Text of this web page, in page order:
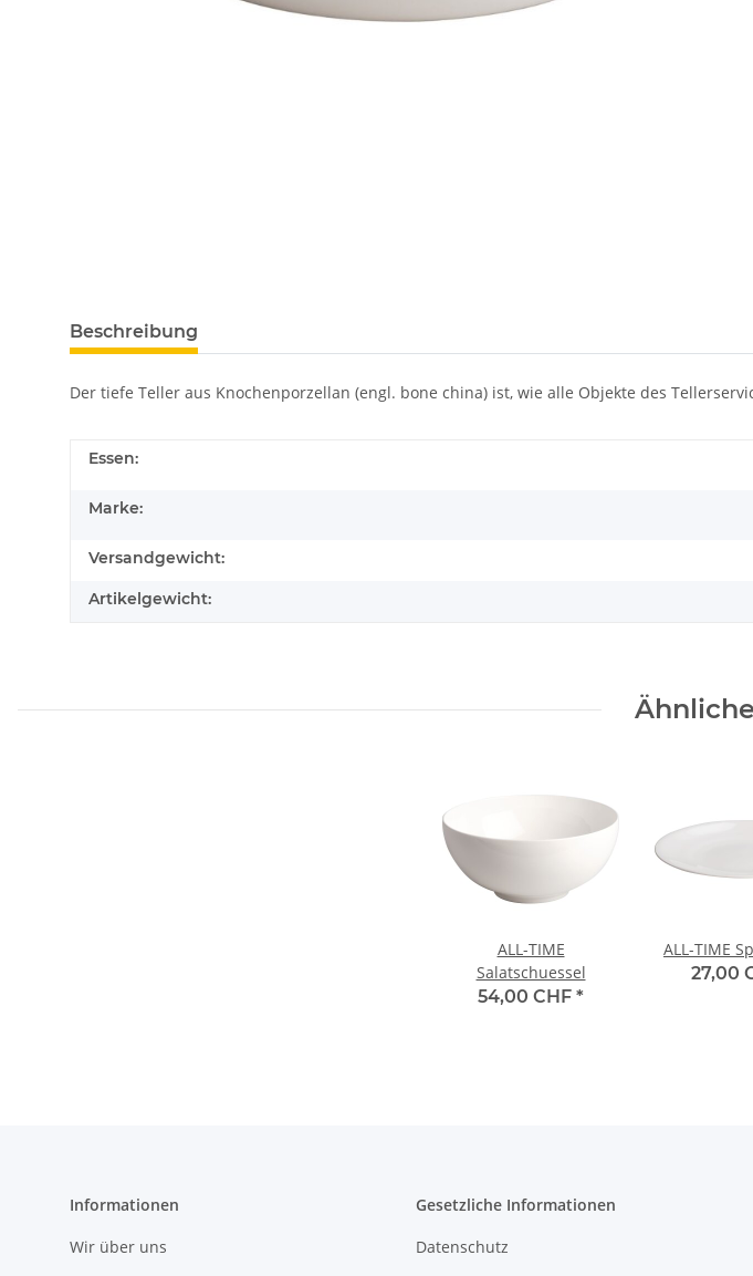
Beschreibung
Der tiefe Teller aus Knochenporzellan (engl. bone china) ist, wie alle Objekte des
Essen:
Marke:
Versandgewicht:
Artikelgewicht:
ALL-TIME
Salatschuessel
54,00 CHF *
ALL-TIME
27,00
Informationen
Wir über uns
Gesetzliche Informationen
Datenschutz